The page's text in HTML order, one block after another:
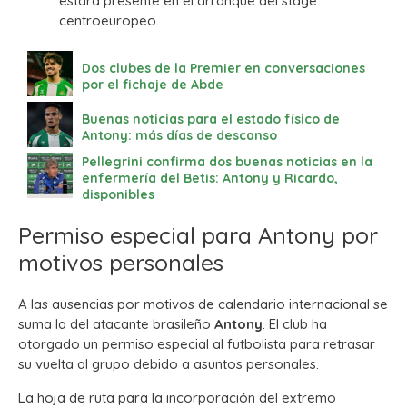
centroeuropeo.
Dos clubes de la Premier en conversaciones
por el fichaje de Abde
Buenas noticias para el estado físico de
Antony: más días de descanso
Pellegrini confirma dos buenas noticias en la
enfermería del Betis: Antony y Ricardo,
disponibles
Permiso especial para Antony por
motivos personales
A las ausencias por motivos de calendario internacional se
suma la del atacante brasileño Antony. El club ha
otorgado un permiso especial al futbolista para retrasar
su vuelta al grupo debido a asuntos personales.
La hoja de ruta para la incorporación del extremo